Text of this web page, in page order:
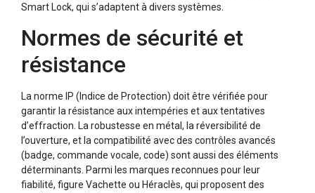
Smart Lock, qui s’adaptent à divers systèmes.​
Normes de sécurité et
résistance
La norme IP (Indice de Protection) doit être vérifiée pour
garantir la résistance aux intempéries et aux tentatives
d’effraction. La robustesse en métal, la réversibilité de
l’ouverture, et la compatibilité avec des contrôles avancés
(badge, commande vocale, code) sont aussi des éléments
déterminants. Parmi les marques reconnues pour leur
fiabilité, figure Vachette ou Héraclès, qui proposent des